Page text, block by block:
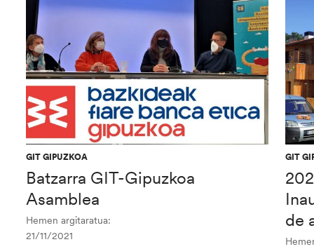
GIT GIPUZKOA
Batzarra GIT-Gipuzkoa
Asamblea
Hemen argitaratua:
21/11/2021
GIT
de